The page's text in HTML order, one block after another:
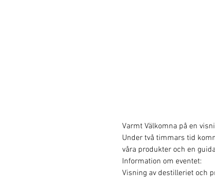
Varmt Välkomna på en
Under två timmars tid
våra produkter och en
Information om eventet:
Visning av destilleriet och